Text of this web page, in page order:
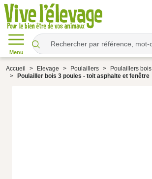
Menu
Accueil Elevage Poulaillers
Poulaillers bois
Poulailler bois 3 poules - toit asphalte et fenêtre